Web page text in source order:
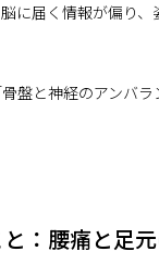
届く情報が偏り、
盤と神経のアンバ
：腰痛と足